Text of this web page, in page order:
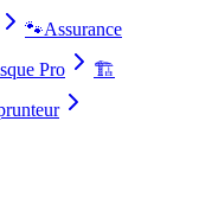
🐾Assurance
Pro
🏗️